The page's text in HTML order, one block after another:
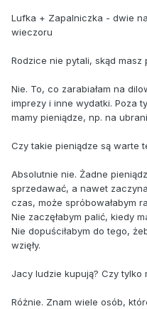
Lufka + Zapalniczka - dwie
wieczoru
Rodzice nie pytali, skąd masz
Nie. To, co zarabiałam na
imprezy i inne wydatki. Poza
mamy pieniądze, np. na
Czy takie pieniądze są warte
Absolutnie nie. Żadne
sprzedawać, a nawet
czas, może spróbowałabym
Nie zaczęłabym palić, kiedy
Nie dopuściłabym do tego,
wzięły.
Jacy ludzie kupują? Czy tylko
Różnie. Znam wiele osób,